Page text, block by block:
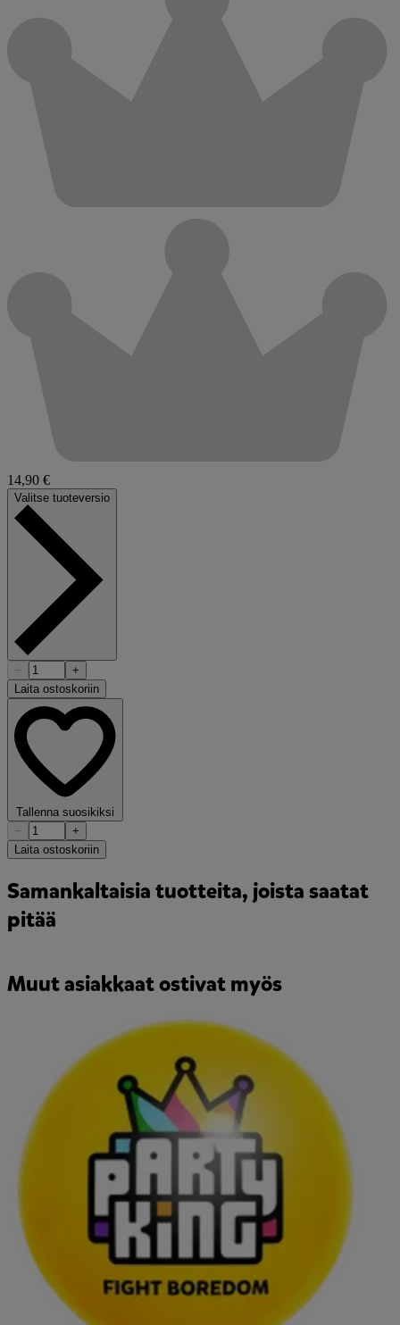
14,90 €
Valitse tuoteversio
−
+
Laita ostoskoriin
Tallenna suosikiksi
−
+
Laita ostoskoriin
Samankaltaisia tuotteita, joista saatat
pitää
Muut asiakkaat ostivat myös